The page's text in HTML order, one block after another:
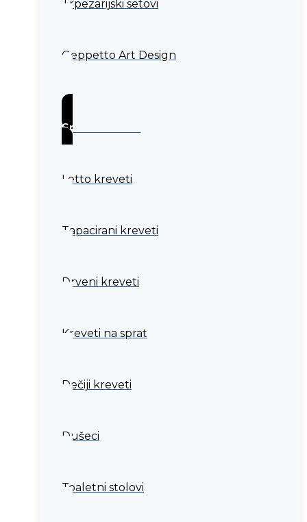
Trpezarijski setovi
Geppetto Art Design
Spavaća soba
Letto kreveti
Tapacirani kreveti
Drveni kreveti
Kreveti na sprat
Dečiji kreveti
Dušeci
Toaletni stolovi